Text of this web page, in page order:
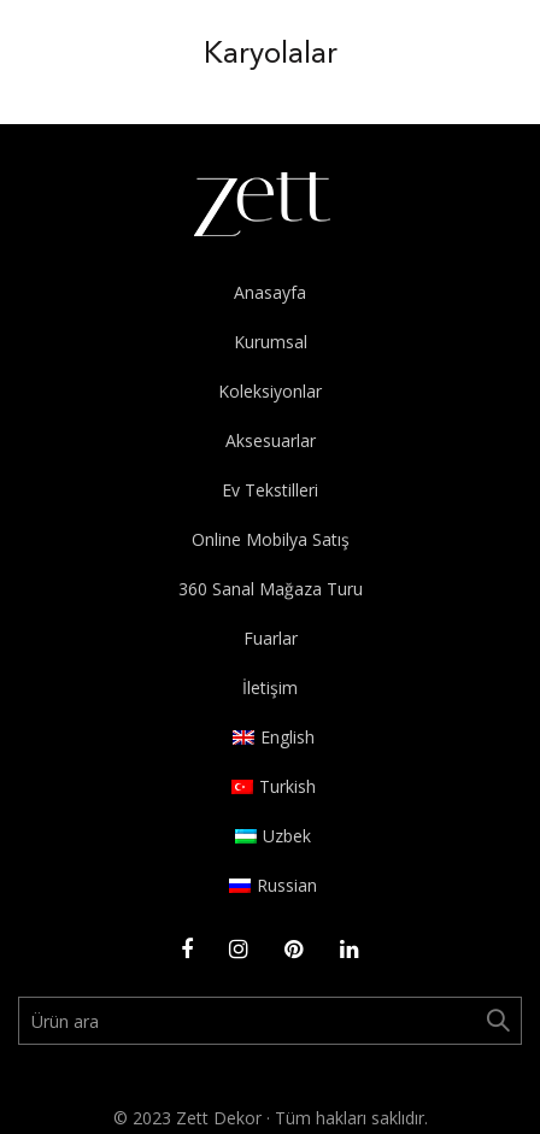
Karyolalar
Anasayfa
Kurumsal
Koleksiyonlar
Aksesuarlar
Ev Tekstilleri
Online Mobilya Satış
360 Sanal Mağaza Turu
Fuarlar
İletişim
English
Turkish
Uzbek
Russian
Ara:
© 2023 Zett Dekor· Tüm hakları saklıdır.